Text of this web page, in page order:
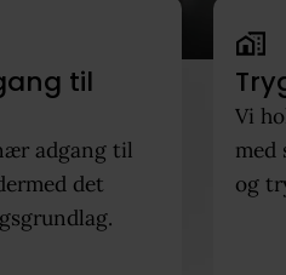
til
adgang til
det
Vi
med
og